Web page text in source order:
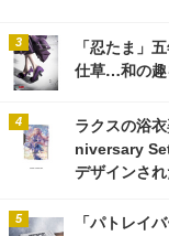
「忍たま」
仕草…和の趣
ラクスの浴
niversary
デザインさ
「パトレイ